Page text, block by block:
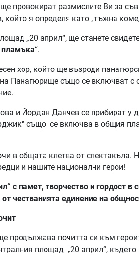
провокират размислите Ви за
който я определя като „тъжна
„20 април“, ще станете
пламъка“.
хор, който ще възроди
Панагюрище също се включват с
и Йордан Данчев се прибират у
също се включва в общия
в общата клетва от спектакъла.
и нашите национални герои!
с памет, творчество и гордост в
честванията единение на
продължава почитта си към
площад „20 април“,